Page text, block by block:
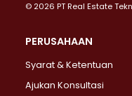
© 2026 PT Real Estate
PERUSAHAAN
Syarat & Ketentuan
Ajukan Konsultasi